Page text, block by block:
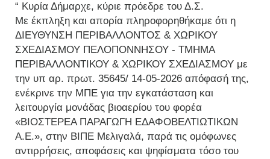
“ Κυρία Δήμαρχε, κύριε πρόεδρε του Δ.Σ.
Με έκπληξη και απορία πληροφορηθήκαμε ότι η
ΔΙΕΥΘΥΝΣΗ ΠΕΡΙΒΑΛΛΟΝΤΟΣ & ΧΩΡΙΚΟΥ
ΣΧΕΔΙΑΣΜΟΥ ΠΕΛΟΠΟΝΝΗΣΟΥ - ΤΜΗΜΑ
ΠΕΡΙΒΑΛΛΟΝΤΙΚΟΥ & ΧΩΡΙΚΟΥ ΣΧΕΔΙΑΣΜΟΥ με
την υπ αρ. πρωτ. 35645/ 14-05-2026 απόφασή της,
ενέκρινε την ΜΠΕ για την εγκατάσταση και
λειτουργία μονάδας βιοαερίου του φορέα
«ΒΙΟΣΤΕΡΕΑ ΠΑΡΑΓΩΓΗ ΕΔΑΦΟΒΕΛΤΙΩΤΙΚΩΝ
Α.Ε.», στην ΒΙΠΕ Μελιγαλά, παρά τις ομόφωνες
αντιρρήσεις, αποφάσεις και ψηφίσματα τόσο του